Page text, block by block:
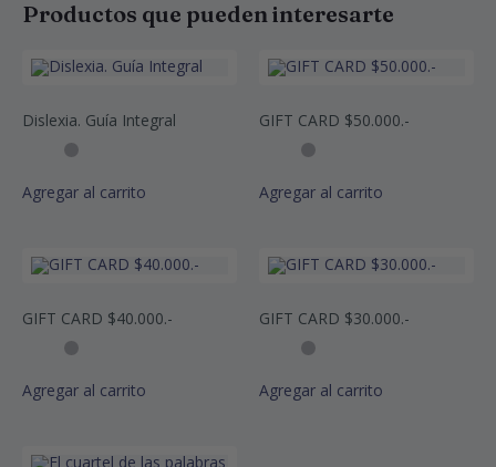
Productos que pueden interesarte
Dislexia. Guía Integral
Agregar al carrito
GIFT CARD $50.000.-
Agregar al carrito
GIFT CARD $40.000.-
Agregar al carrito
GIFT CARD $30.000.-
Agregar al carrito